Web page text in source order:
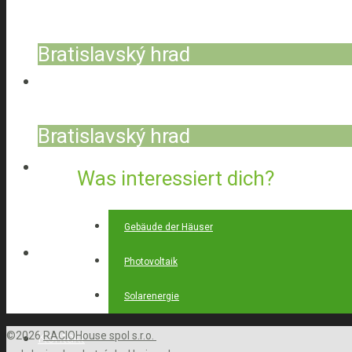
Kontakt
Bratislavský hrad
Bratislavský hrad
Was interessiert dich?
Gebäude der Häuser
Photovoltaik
Solarenergie
©2026RACIOHouse spol s.r.o.